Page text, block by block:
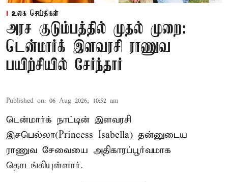
உலக செய்திகள்
அரச குடும்பத்தில் முதல் முறை:
டென்மார்க் இளவரசி ராணுவ
பயிற்சியில் சேர்ந்தார்
Published on: 06 Aug 2026, 10:52 am
டென்மார்க் நாட்டின் இளவரசி
இசபெல்லா(Princess Isabella) தன்னுடைய
ராணுவ சேவையை அதிகாரப்பூர்வமாக
தொடங்கியுள்ளார்.